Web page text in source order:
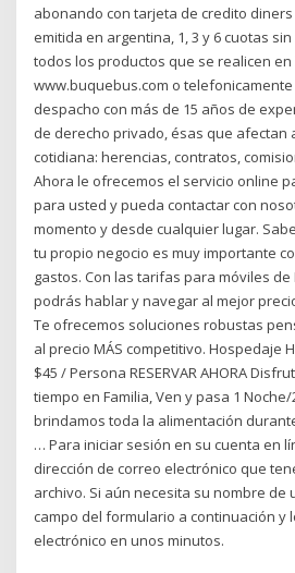
abonando con tarjeta de credito
emitida en argentina, 1, 3 y 6 cuotas
todos los productos que se realicen
www.buquebus.com o telefonicamente
despacho con más de 15 años de
de derecho privado, ésas que afectan
cotidiana: herencias, contratos,
Ahora le ofrecemos el servicio online
para usted y pueda contactar con
momento y desde cualquier lugar.
tu propio negocio es muy importante
gastos. Con las tarifas para móviles de
podrás hablar y navegar al mejor
Te ofrecemos soluciones robustas
al precio MÁS competitivo. Hospedaje
$45 / Persona RESERVAR AHORA
tiempo en Familia, Ven y pasa 1
brindamos toda la alimentación
… Para iniciar sesión en su cuenta en
dirección de correo electrónico que
archivo. Si aún necesita su nombre de
campo del formulario a continuación y
electrónico en unos minutos.